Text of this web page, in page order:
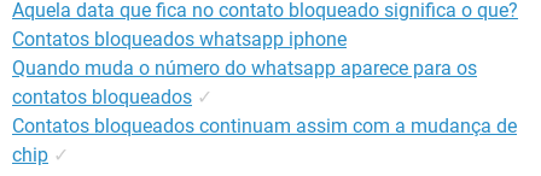
Aquela data que fica no contato bloqueado significa o que?
Contatos bloqueados whatsapp iphone
Quando muda o número do whatsapp aparece para os
contatos bloqueados ✓
Contatos bloqueados continuam assim com a mudança de
chip ✓